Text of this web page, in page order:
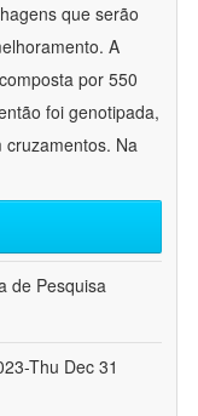
que serão
A
por 550
foi genotipada,
cruzamentos. Na
de Pesquisa
Thu Dec 31